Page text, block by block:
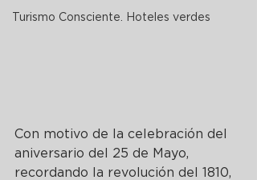
Turismo Consciente. Hoteles verdes
Con motivo de la celebración del
aniversario del 25 de Mayo,
recordando la revolución del 1810,